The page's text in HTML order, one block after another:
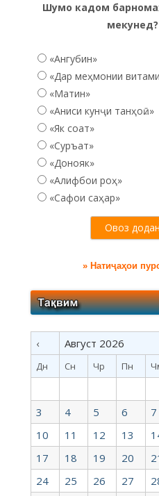
Шумо кадом
мекунед?
«Ангубин»
«Дар меҳмонии
«Матин»
«Аниси кунҷи танҳоӣ...»
«Як соат»
«Суръат»
«Донояк»
«Алифбои роҳ»
«Сафои саҳар»
» Натиҷаҳои
‹ Август 2026
Дн Сн Чр Пн
3
4 5 6 7
10
11 12 13
17
18 19 20
24
25 26 27